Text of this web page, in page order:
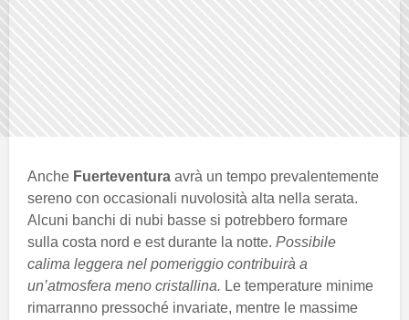
Anche Fuerteventura avrà un tempo prevalentemente
sereno con occasionali nuvolosità alta nella serata.
Alcuni banchi di nubi basse si potrebbero formare
sulla costa nord e est durante la notte. Possibile
calima leggera nel pomeriggio contribuirà a
un’atmosfera meno cristallina. Le temperature minime
rimarranno pressoché invariate, mentre le massime